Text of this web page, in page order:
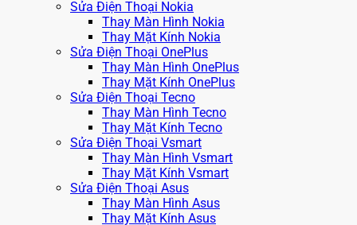
Sửa Điện Thoại Nokia
Thay Màn Hình Nokia
Thay Mặt Kính Nokia
Sửa Điện Thoại OnePlus
Thay Màn Hình OnePlus
Thay Mặt Kính OnePlus
Sửa Điện Thoại Tecno
Thay Màn Hình Tecno
Thay Mặt Kính Tecno
Sửa Điện Thoại Vsmart
Thay Màn Hình Vsmart
Thay Mặt Kính Vsmart
Sửa Điện Thoại Asus
Thay Màn Hình Asus
Thay Mặt Kính Asus